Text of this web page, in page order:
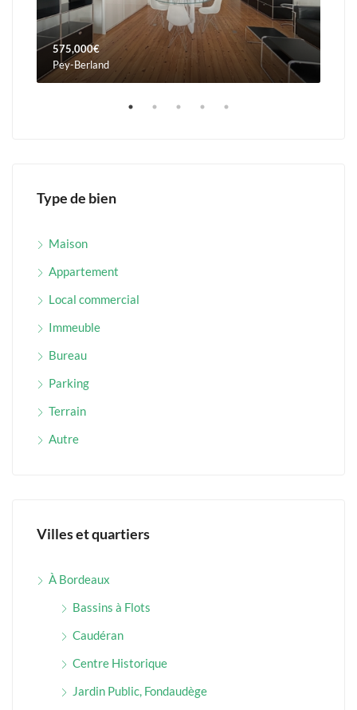
575,000€
Pey-Berland
Type de bien
Maison
Appartement
Local commercial
Immeuble
Bureau
Parking
Terrain
Autre
Villes et quartiers
À Bordeaux
Bassins à Flots
Caudéran
Centre Historique
Jardin Public, Fondaudège